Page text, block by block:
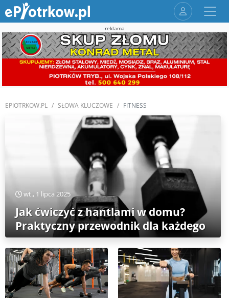
reklama
EPIOTRKOW.PL SŁOWA KLUCZOWE FITNESS
wt., 1 lipca 2025
Jak ćwiczyć z hantlami w domu?
Praktyczny przewodnik dla każdego